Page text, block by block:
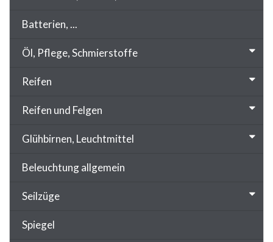
Batterien, ...
Öl, Pflege, Schmierstoffe
Reifen
Reifen und Felgen
Glühbirnen, Leuchtmittel
Beleuchtung allgemein
Seilzüge
Spiegel